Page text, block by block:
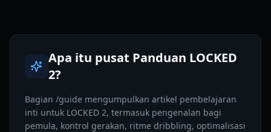
Apa itu pusat Panduan LOCKED
2?
Bagian /guide mengumpulkan artikel pembelajaran
inti untuk LOCKED 2, termasuk pengenalan bagi
pemula, kontrol gerakan, ritme dribbling, optimalisasi